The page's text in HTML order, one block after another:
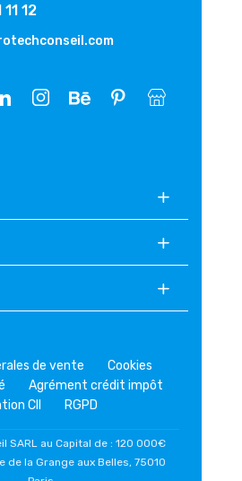
12
de vente
Cookies
Agrément crédit impôt
CII
RGPD
SARL au Capital de : 120 000€
de la Grange aux Belles, 75010